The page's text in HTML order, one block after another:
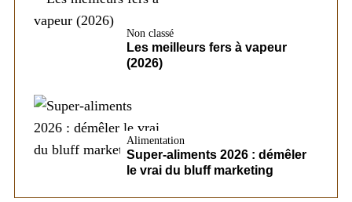
Non classé
Les meilleurs fers à vapeur
(2026)
Alimentation
Super-aliments 2026 : démêler
le vrai du bluff marketing